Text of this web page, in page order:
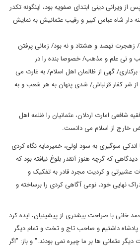
ویرانی دینی ابتدای صفویه بود، اینگونه تکدر
دار شاه عباس کبیر و رقیب عثمانیش به نمایش
زهجرت نهصد و هشتاد و نه بود/ زمانی پرفتن
و نی علم و مذهب/ خصوصا بنده را در
گهی از ظالمان اهل اسلام/ به غارت می
شر کفار قزلباش/ شدی پنهان به هر شعب و به
شافعی امارت اردلان، عثمانیان را ظلمه اهل
خارج از اسلام می دانست.
سوگیری به سود اولی، خمیرمایه نگاه کردی
که گرچە هنوز آنقدر بلوغ نیافته بود که
عشیرتی و کردیت مجرد قادر به تفکیک و
نهایی خود، نوعی آگاهی کردی را برساختە و
خانی با صراحت بیشتری از پیشینیان، ایده کرد
داشتیم و صاحب تاج و تخت و تمام دیگر
عثمانی ها بر ما چیره نمی بودند." و باز: "اگر